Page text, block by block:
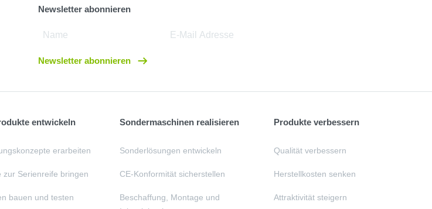
Newsletter abonnieren
Newsletter abonnieren
entwickeln
erarbeiten
zur Serienreife bringen
bauen und testen
Sondermaschinen realisieren
Sonderlösungen entwickeln
CE-Konformität sicherstellen
Beschaffung, Montage und
Produkte verbessern
Qualität verbessern
Herstellkosten senken
Attraktivität steigern